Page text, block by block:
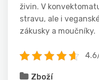
živin. V
stravu, ale i
zákusky a moučníky.
Zboží